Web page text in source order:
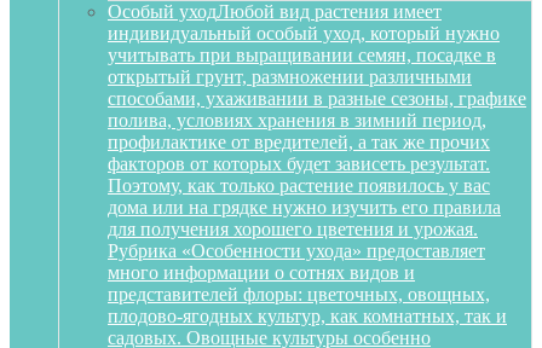
Особый уходЛюбой вид растения имеет
индивидуальный особый уход, который нужно
учитывать при выращивании семян, посадке в
открытый грунт, размножении различными
способами, ухаживании в разные сезоны, графике
полива, условиях хранения в зимний период,
профилактике от вредителей, а так же прочих
факторов от которых будет зависеть результат.
Поэтому, как только растение появилось у вас
дома или на грядке нужно изучить его правила
для получения хорошего цветения и урожая.
Рубрика «Особенности ухода» предоставляет
много информации о сотнях видов и
представителей флоры: цветочных, овощных,
плодово-ягодных культур, как комнатных, так и
садовых. Овощные культуры особенно